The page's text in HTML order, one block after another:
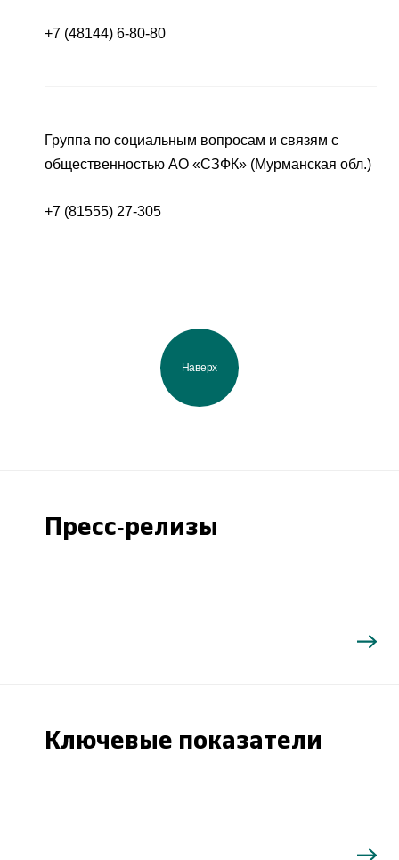
+7 (48144) 6-80-80
Группа по социальным вопросам и связям с
общественностью АО «СЗФК» (Мурманская обл.)
+7 (81555) 27-305
Наверх
Пресс-релизы
Ключевые показатели